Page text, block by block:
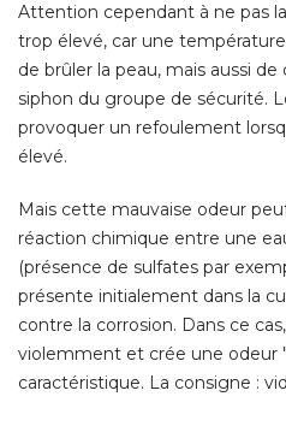
Attention cependant à ne pas
trop élevé, car une
de brûler la peau, mais aussi
siphon du groupe de sécurité.
provoquer un refoulement
élevé.
Mais cette mauvaise odeur
réaction chimique entre une
(présence de sulfates par
présente initialement dans la
contre la corrosion. Dans ce
violemment et crée une
caractéristique. La consigne :